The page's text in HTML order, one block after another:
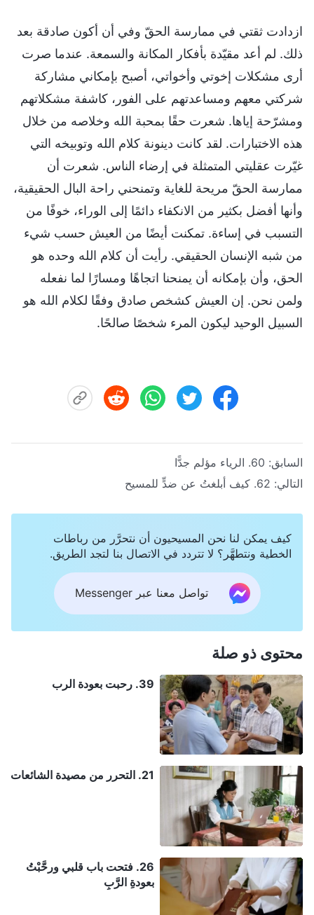
ازدادت ثقتي في ممارسة الحقّ وفي أن أكون صادقة بعد
ذلك. لم أعد مقيّدة بأفكار المكانة والسمعة. عندما صرت
أرى مشكلات إخوتي وأخواتي، أصبح بإمكاني مشاركة
شركتي معهم ومساعدتهم على الفور، كاشفة مشكلاتهم
ومشرّحة إياها. شعرت حقًا بمحبة الله وخلاصه من خلال
هذه الاختبارات. لقد كانت دينونة كلام الله وتوبيخه التي
غيّرت عقليتي المتمثلة في إرضاء الناس. شعرت أن
ممارسة الحقّ مريحة للغاية وتمنحني راحة البال الحقيقية،
وأنها أفضل بكثير من الانكفاء دائمًا إلى الوراء، خوفًا من
التسبب في إساءة. تمكنت أيضًا من العيش حسب شيء
من شبه الإنسان الحقيقي. رأيت أن كلام الله وحده هو
الحق، وأن بإمكانه أن يمنحنا اتجاهًا ومسارًا لما نفعله
ولمن نحن. إن العيش كشخص صادق وفقًا لكلام الله هو
السبيل الوحيد ليكون المرء شخصًا صالحًا.
السابق: 60. الرياء مؤلم جدًّا
التالي: 62. كيف أبلغتُ عن ضدٍّ للمسيح
كيف يمكن لنا نحن المسيحيون أن نتحرَّر من رباطات
الخطية ونتطهَّر؟ لا تتردد في الاتصال بنا لتجد الطريق.
تواصل معنا عبر Messenger
محتوى ذو صلة
39. رحبت بعودة الرب
21. التحرر من مصيدة الشائعات
26. فتحت باب قلبي ورحَّبْتُ
بعودةِ الرَّبِ